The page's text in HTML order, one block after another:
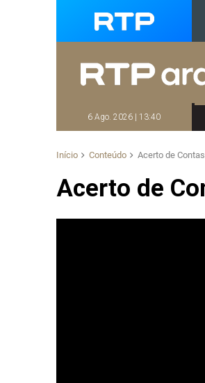
6 Ago. 2026 | 13:40
Início Conteúdo Acerto de Contas
Acerto de